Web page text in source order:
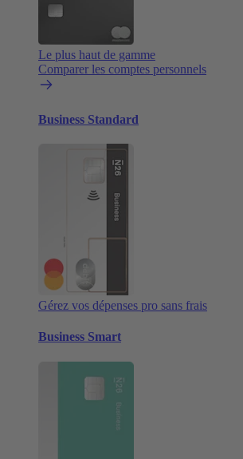
Le plus haut de gamme
Comparer les comptes personnels
Business Standard
Gérez vos dépenses pro sans frais
Business Smart